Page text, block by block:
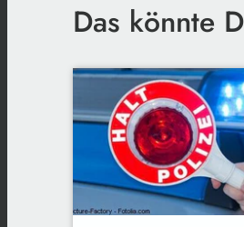
Das könnte